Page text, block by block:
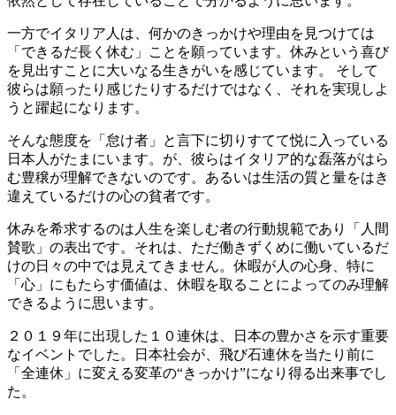
一方でイタリア人は、何かのきっかけや理由を見つけては
「できるだ長く休む」ことを願っています。休みという喜び
を見出すことに大いなる生きがいを感じています。 そして
彼らは願ったり感じたりするだけではなく、それを実現しよ
うと躍起になります。
そんな態度を「怠け者」と言下に切りすてて悦に入っている
日本人がたまにいます。が、彼らはイタリア的な磊落がはら
む豊穣が理解できないのです。あるいは生活の質と量をはき
違えているだけの心の貧者です。
休みを希求するのは人生を楽しむ者の行動規範であり「人間
賛歌」の表出です。それは、ただ働きずくめに働いているだ
けの日々の中では見えてきません。休暇が人の心身、特に
「心」にもたらす価値は、休暇を取ることによってのみ理解
できるように思います。
２０１９年に出現した１０連休は、日本の豊かさを示す重要
なイベントでした。日本社会が、飛び石連休を当たり前に
「全連休」に変える変革の“きっかけ”になり得る出来事でし
た。